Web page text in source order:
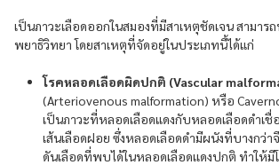
เป็นภาวะเลือดออกในสมองที่มีสาเหตุชัดเจน สามา
พยาธิวิทยา โดยสาเหตุที่จัดอยู่ในประเภทนี้ได้แก่
โรคหลอดเลือดผิดปกติ (Vascular
(Arteriovenous malformation) หรือ
เป็นภาวะที่หลอดเลือดแดงกับหลอดเลือดดำเชื่
เส้นเลือดฝอย ซึ่งหลอดเลือดดำมีผนังที่บางกว่า
ดันเลือดที่พบได้ในหลอดเลือดเเดงปกติ ทำให้